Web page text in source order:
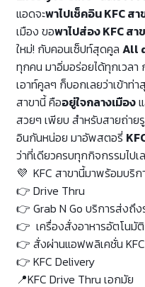
แอดจะพาไปเช็คอิน KFC สา
เมือง ขอพาไปส่อง KFC สา
ใหม่! กับคอนเซ็ปท์สุดคูล All
ทุกคน มาอิ่มอร่อยได้ทุกเวล
เอาท์คูลๆ ก็บอกเลยว่าเข้าท่
สาขานี้ คืออยู่ใจกลางเมือง
สวยๆ เพียบ สำหรับสายถ่าย
อินกันหน่อย มาอัพสตอรี่
ว่าที่เดียวครบทุกกิจกรรมไปเ
💜 KFC สาขานี้มาพร้อมบริ
👉 Drive Thru
👉 Grab N Go บริการส่งถึ
👉 เครื่องสั่งอาหารอัตโนมัติ
👉 สั่งผ่านแอฟพลิเคชั่น KFC
👉 KFC Delivery
📍KFC Drive Thru เอกมัย